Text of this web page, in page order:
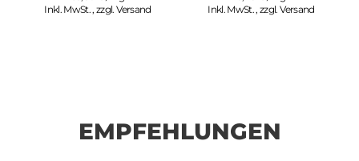
Inkl. MwSt. ,zzgl.Versand
Inkl. MwSt. ,zzgl.Versand
EMPFEHLUNGEN